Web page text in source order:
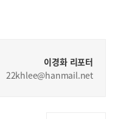
이경화 리포터
22khlee@hanmail.net